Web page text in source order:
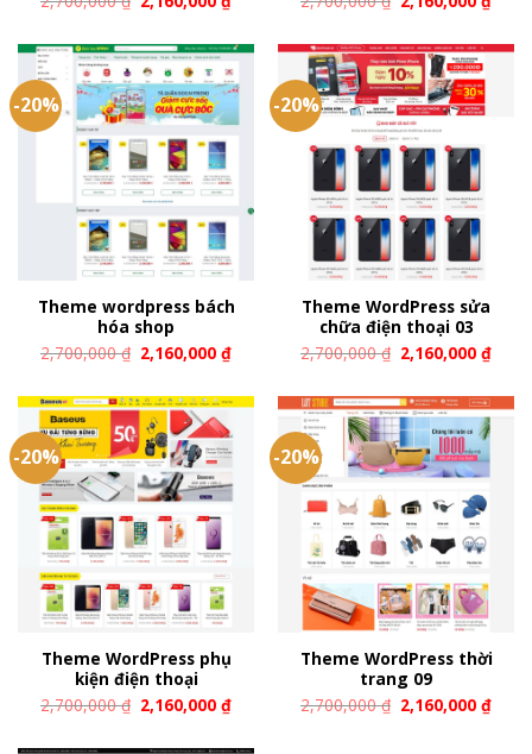
-20%
Theme wordpress bách
hóa shop
2,700,000₫ 2,160,000₫
-20%
Theme WordPress sửa
chữa điện thoại 03
2,700,000₫ 2,160,000₫
-20%
Theme WordPress phụ
kiện điện thoại
2,700,000₫ 2,160,000₫
-20%
Theme WordPress thời
trang 09
2,700,000₫ 2,160,000₫